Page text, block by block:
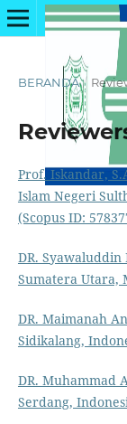
BERANDA /
Prof. Iskandar,
Islam Negeri
(Scopus ID:
DR. Syawaluddin
Sumatera Utara,
DR. Maimanah
Sidikalang,
DR. Muhammad
Serdang,